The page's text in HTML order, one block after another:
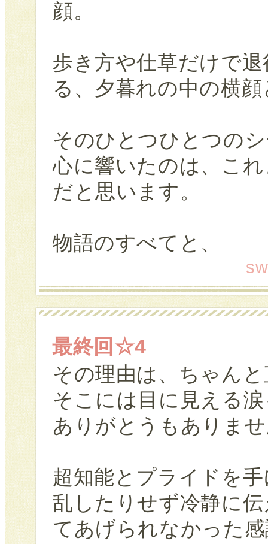
顔。
歩き方や仕草だけで
る、夕暮れの中の横
そのひとつひとつの
心に響いたのは、こ
だと思います。
物語のすべてと、
最終回☆4
その理由は、ちゃん
そこには目に見える
ありがとうもありま
超知能とプライドを
乱したりせず冷静に
てあげられなかった